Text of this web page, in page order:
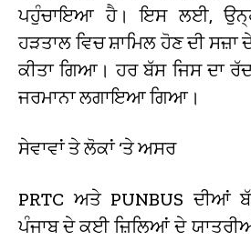
ਪਹੁੰਚਾਇਆ ਹੈ। ਇਸ ਲਈ,
ਹੜਤਾਲ ਵਿਚ ਸ਼ਾਮਿਲ ਹੋਣ ਦੀ
ਕੀਤਾ ਗਿਆ। ਹਰ ਬੱਸ ਜਿਸ ਦਾ
ਜਰਮਾਨਾ ਲਗਾਇਆ ਗਿਆ।
ਸੇਵਾਵਾਂ ਤੇ ਲੋਕਾਂ ‘ਤੇ ਅਸਰ
PRTC ਅਤੇ PUNBUS ਦੀਆਂ
ਪੰਜਾਬ ਦੇ ਕਈ ਜ਼ਿਲਿਆਂ ਦੇ